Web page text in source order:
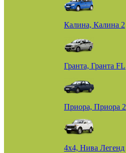
Калина, Калина 2
Гранта, Гранта FL
Приора, Приора 2
4х4, Нива Легенд